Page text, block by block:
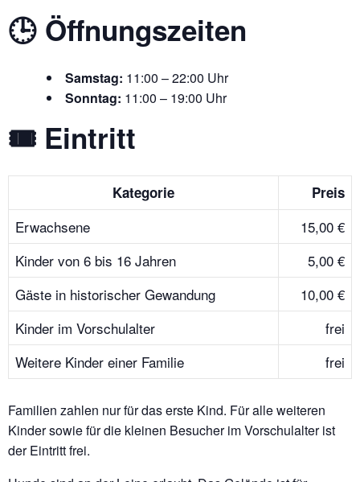
🕒 Öffnungszeiten
Samstag: 11:00 – 22:00 Uhr
Sonntag: 11:00 – 19:00 Uhr
🎟 Eintritt
Kategorie Preis
Erwachsene
15,00 €
Kinder von 6 bis 16 Jahren
5,00 €
Gäste in historischer Gewandung
10,00 €
Kinder im Vorschulalter
frei
Weitere Kinder einer Familie
frei
Familien zahlen nur für das erste Kind. Für alle weiteren
Kinder sowie für die kleinen Besucher im Vorschulalter ist
der Eintritt frei.